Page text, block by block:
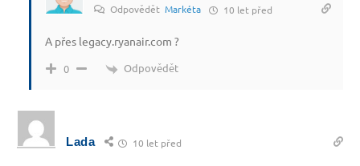
Odpovědět Markéta 10 let před
A přes legacy.ryanair.com ?
0 Odpovědět
Lada 10 let před